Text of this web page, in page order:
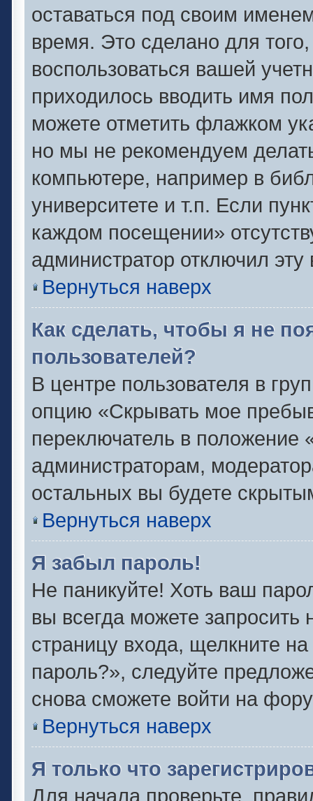
оставаться под своим
время. Это сделано для
воспользоваться вашей
приходилось вводить имя
можете отметить флажком
но мы не рекомендуем
компьютере, например в
университете и т.п. Если
каждом посещении»
администратор отключил эту
Вернуться наверх
Как сделать, чтобы я не
пользователей?
В центре пользователя в
опцию «Скрывать мое
переключатель в положение
администраторам,
остальных вы будете
Вернуться наверх
Я забыл пароль!
Не паникуйте! Хоть ваш
вы всегда можете запросить
страницу входа, щелкните
пароль?», следуйте
снова сможете войти на
Вернуться наверх
Я только что
Для начала проверьте,